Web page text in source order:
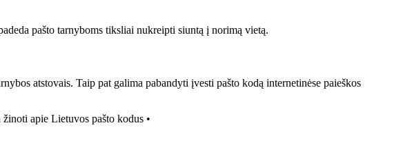
pašto tarnyboms tiksliai nukreipti siuntą į norimą vietą.
atstovais. Taip pat galima pabandyti įvesti pašto kodą internetinėse paieškos
apie Lietuvos pašto kodus •